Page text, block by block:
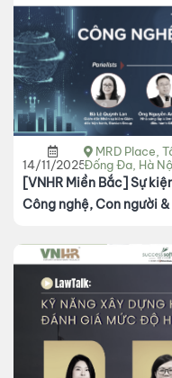
14/11/2025
MRD Place,
Đống Đa, Hà
[VNHR Miền Bắc] Sự
Công nghệ, Con người